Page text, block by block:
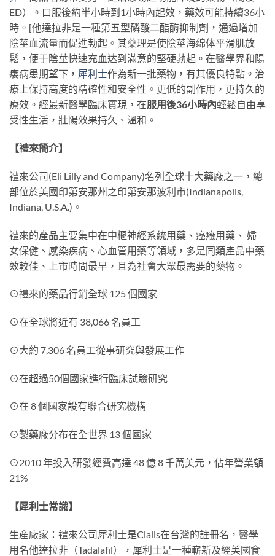
ED）。口服後約半小時到1小時內起效，藥效可能持續36小
時。[他達拉非是一種第五型磷酸二酯酶抑制劑，通過增加
陰莖血流量而促進勃起。其藥理是使陰莖海绵体平滑肌放
鬆，便于陰莖快速充血达到滿意的堅硬勃起。在醫學界和陽
痿病患期望下， 犀利士作為新一批藥物，有其優良特點。治
療上保持高度的精確性和安全性。更低的副作用，更持久的
療效。經最新醫學臨床實現，在服用後36小時內輕鬆自由享
受性生活，壯陽效果持久、溫和。
【禮來簡介】
禮來公司(Eli Lilly and Company)名列全球十大藥廠之一，總
部位於美國印第安那州之印第安那波利市(Indianapolis,
Indiana, U.S.A.)。
禮來的產品主要集中在中樞神經系統用藥、癌癥用藥、 婦
女保健、感染疾病、心血管用藥等領域，多是同類產品中藥
效較佳、上市時間最早，且為社會大眾最需要的藥物。
⊙禮來的藥品行銷全球 125 個國家
⊙在全球將近有 38,066 名員工
⊙大約 7,306 名員工從事研究與發展工作
⊙在超過50個國家進行臨床試驗研究
⊙在 8 個國家設有聯合研究機構
⊙製藥廠分布在全世界 13 個國家
⊙2010 年投入研發經費高達 48 億 8 千萬美元，佔年營業額
21%
【犀利士常識】
生産廠家：禮來公司犀利士是Cialis在台灣的註冊名，醫學
用名他達拉非（Tadalafil），犀利士是一種嶄新及經美國食